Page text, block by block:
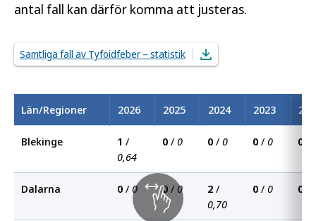
antal fall kan därför komma att justeras.
Samtliga fall av Tyfoidfeber – statistik
Län/Regioner 2026 2025 2024 2023
Blekinge 1 /
0,64
0 / 0 0 / 0 0 / 0 0
Dalarna 0 / 0 0 / 0 2 /
0,70
0 / 0 0